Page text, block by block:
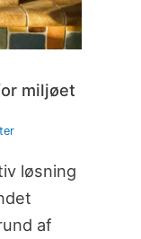
miljøet
løsning
af